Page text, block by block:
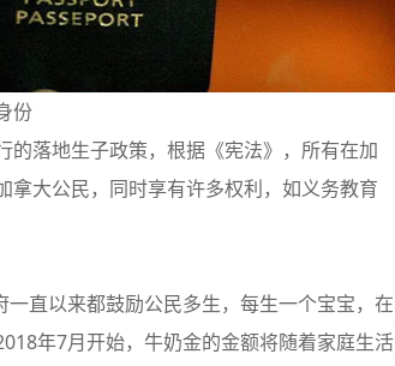
份
的落地生子政策，根据《宪法》，所有在加
拿大公民，同时享有许多权利，如义务教育
直以来都鼓励公民多生，每生一个宝宝，在
年7月开始，牛奶金的金额将随着家庭生活